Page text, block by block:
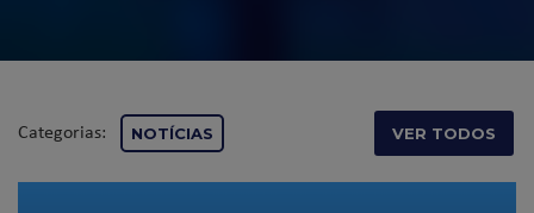
Categorias: NOTÍCIAS VER TODOS